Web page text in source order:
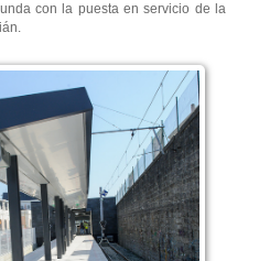
con la puesta en servicio de la